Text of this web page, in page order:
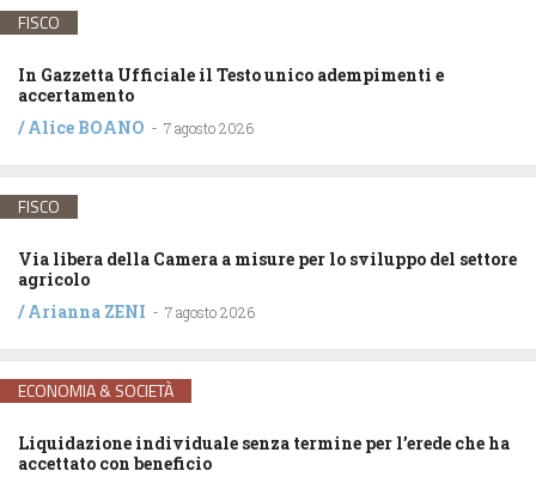
FISCO
In Gazzetta Ufficiale il Testo unico adempimenti e
accertamento
/Alice BOANO - 7 agosto 2026
FISCO
Via libera della Camera a misure per lo sviluppo del settore
agricolo
/Arianna ZENI - 7 agosto 2026
ECONOMIA & SOCIETÀ
Liquidazione individuale senza termine per l’erede che ha
accettato con beneficio